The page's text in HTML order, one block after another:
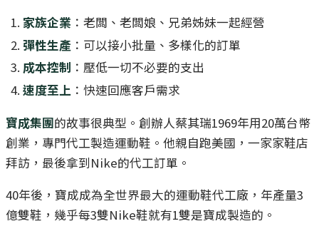
家族企業 ：老闆、老闆娘、兄弟姊妹一起經營
彈性生產 ：可以接小批量、多樣化的訂單
成本控制 ：壓低一切不必要的支出
速度至上 ：快速回應客戶需求
寶成集團的故事很典型。創辦人蔡其瑞1969年用20萬台幣
創業，專門代工製造運動鞋。他親自跑美國，一家家鞋店
拜訪，最後拿到Nike的代工訂單。
40年後，寶成成為全世界最大的運動鞋代工廠，年產量3
億雙鞋，幾乎每3雙Nike鞋就有1雙是寶成製造的。